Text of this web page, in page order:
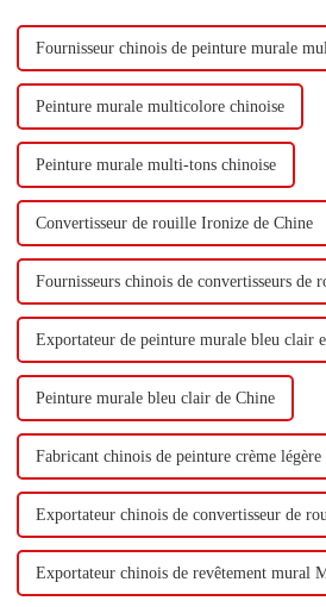
Fournisseur chinois de peinture murale
Peinture murale multicolore chinoise
Peinture murale multi-tons chinoise
Convertisseur de rouille Ironize de Chine
Fournisseurs chinois de convertisseurs de
Exportateur de peinture murale bleu clair
Peinture murale bleu clair de Chine
Fabricant chinois de peinture crème légère
Exportateur chinois de convertisseur de
Exportateur chinois de revêtement mural